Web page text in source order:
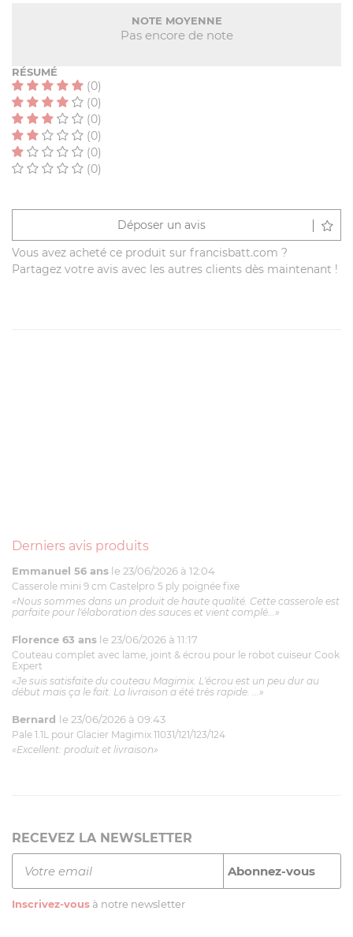
NOTE MOYENNE
Pas encore de note
RÉSUMÉ
(0)
(0)
(0)
(0)
(0)
(0)
Déposer un avis
Vous avez acheté ce produit sur francisbatt.com ?
Partagez votre avis avec les autres clients dès maintenant !
Derniers avis produits
Emmanuel 56 ans le 23/06/2026 à 12:04
Casserole mini 9 cm Castelpro 5 ply poignée fixe
«Nous sommes dans un produit de haute qualité. Cette casserole est
parfaite pour l'élaboration des sauces et vient complé...»
Florence 63 ans le 23/06/2026 à 11:17
Couteau complet avec lame, joint & écrou pour le robot cuiseur Cook
Expert
«Je suis satisfaite du couteau Magimix. L'écrou est un peu dur au
début mais ça le fait. La livraison a été très rapide. ...»
Bernard le 23/06/2026 à 09:43
Pale 1.1L pour Glacier Magimix 11031/121/123/124
«Excellent: produit et livraison»
RECEVEZ LA NEWSLETTER
Inscrivez-vous à notre newsletter